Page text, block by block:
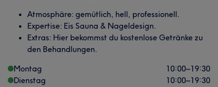
Atmosphäre: gemütlich, hell, professionell.
Expertise: Eis Sauna & Nageldesign.
Extras: Hier bekommst du kostenlose Getränke zu
den Behandlungen.
Montag
10:00–19:30
Dienstag
10:00–19:30